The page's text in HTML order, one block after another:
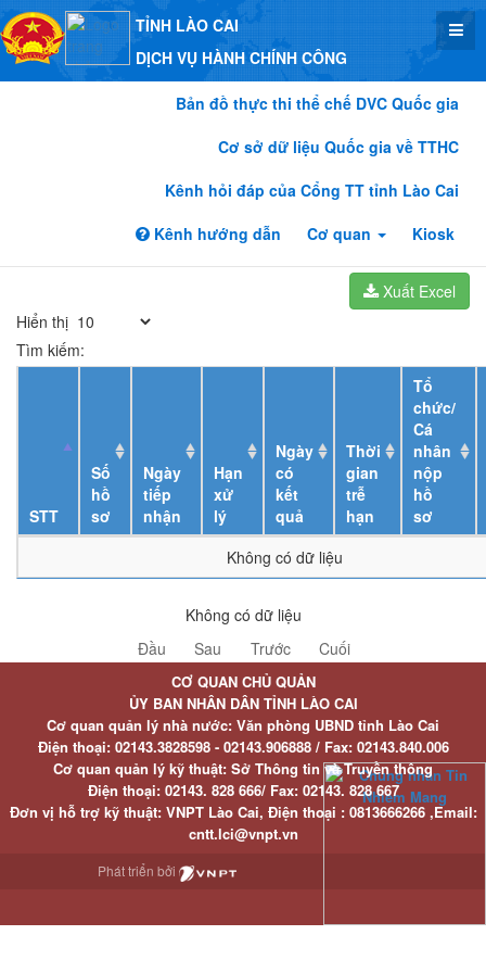
TỈNH LÀO CAI
DỊCH VỤ HÀNH CHÍNH CÔNG
Bản đồ thực thi thể chế DVC Quốc gia
Cơ sở dữ liệu Quốc gia về TTHC
Kênh hỏi đáp của Cổng TT tỉnh Lào Cai
Kênh hướng dẫn
Cơ quan Kiosk
Xuất Excel
Hiển thị
Tìm kiếm:
STT
Số
hồ
sơ
Ngày
tiếp
nhận
Hạn
xử
lý
Ngày
có
kết
quả
Thời
gian
trễ
hạn
Tổ
chức/
Cá
nhân
nộp
hồ
sơ
Không có dữ liệu
Không có dữ liệu
Đầu
Sau Trước Cuối
CƠ QUAN CHỦ QUẢN
ỦY BAN NHÂN DÂN TỈNH LÀO CAI
Cơ quan quản lý nhà nước: Văn phòng UBND tỉnh Lào Cai
Điện thoại:02143.3828598 - 02143.906888 / Fax:02143.840.006
Cơ quan quản lý kỹ thuật: Sở Thông tin và Truyền thông
Điện thoại:02143. 828 666/ Fax:02143. 828 667
Đơn vị hỗ trợ kỹ thuật: VNPT Lào Cai, Điện thoại : 0813666266 ,Email:
cntt.lci@vnpt.vn
Phát triển bởi